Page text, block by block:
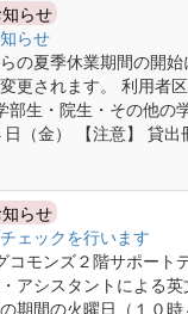
らせ
らせ
の夏季休業期間の開
更されます。 利用者
部生・院生・その他の
日（金） 【注意】 貸
らせ
ェックを行います
コモンズ２階サポート
アシスタントによる
期間の火曜日（１０